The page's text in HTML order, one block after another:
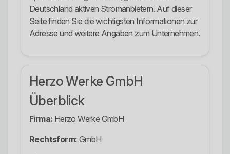
Deutschland aktiven Stromanbietern. Auf dieser
Seite finden Sie die wichtigsten Informationen zur
Adresse und weitere Angaben zum Unternehmen.
Herzo Werke GmbH
Überblick
Firma: Herzo Werke GmbH
Rechtsform: GmbH